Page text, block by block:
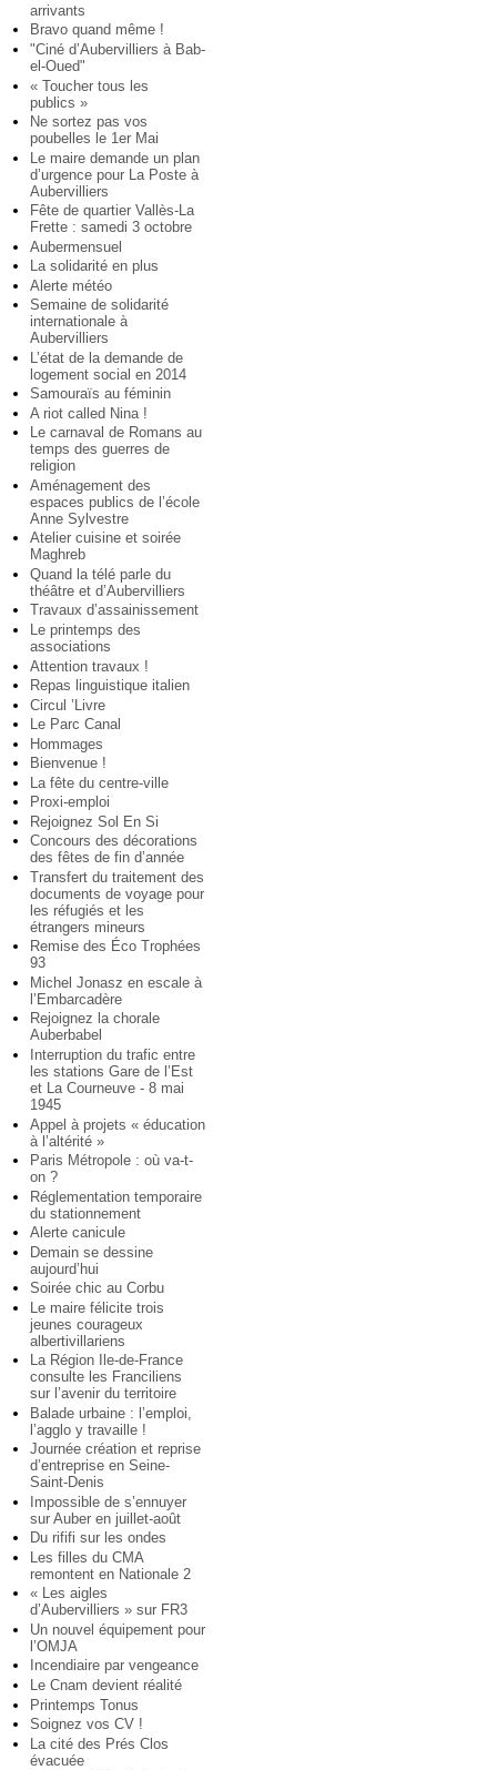
arrivants
Bravo quand même !
"Ciné d’Aubervilliers à Bab-
el-Oued"
« Toucher tous les
publics »
Ne sortez pas vos
poubelles le 1er Mai
Le maire demande un plan
d’urgence pour La Poste à
Aubervilliers
Fête de quartier Vallès-La
Frette : samedi 3 octobre
Aubermensuel
La solidarité en plus
Alerte météo
Semaine de solidarité
internationale à
Aubervilliers
L’état de la demande de
logement social en 2014
Samouraïs au féminin
A riot called Nina !
Le carnaval de Romans au
temps des guerres de
religion
Aménagement des
espaces publics de l’école
Anne Sylvestre
Atelier cuisine et soirée
Maghreb
Quand la télé parle du
théâtre et d’Aubervilliers
Travaux d’assainissement
Le printemps des
associations
Attention travaux !
Repas linguistique italien
Circul ’Livre
Le Parc Canal
Hommages
Bienvenue !
La fête du centre-ville
Proxi-emploi
Rejoignez Sol En Si
Concours des décorations
des fêtes de fin d’année
Transfert du traitement des
documents de voyage pour
les réfugiés et les
étrangers mineurs
Remise des Éco Trophées
93
Michel Jonasz en escale à
l’Embarcadère
Rejoignez la chorale
Auberbabel
Interruption du trafic entre
les stations Gare de l’Est
et La Courneuve - 8 mai
1945
Appel à projets « éducation
à l’altérité »
Paris Métropole : où va-t-
on ?
Réglementation temporaire
du stationnement
Alerte canicule
Demain se dessine
aujourd’hui
Soirée chic au Corbu
Le maire félicite trois
jeunes courageux
albertivillariens
La Région Ile-de-France
consulte les Franciliens
sur l’avenir du territoire
Balade urbaine : l’emploi,
l’agglo y travaille !
Journée création et reprise
d’entreprise en Seine-
Saint-Denis
Impossible de s’ennuyer
sur Auber en juillet-août
Du rififi sur les ondes
Les filles du CMA
remontent en Nationale 2
« Les aigles
d’Aubervilliers » sur FR3
Un nouvel équipement pour
l’OMJA
Incendiaire par vengeance
Le Cnam devient réalité
Printemps Tonus
Soignez vos CV !
La cité des Prés Clos
évacuée